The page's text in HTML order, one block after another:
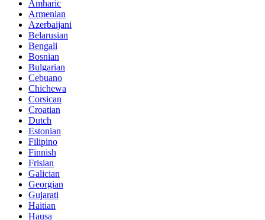
Amharic
Armenian
Azerbaijani
Belarusian
Bengali
Bosnian
Bulgarian
Cebuano
Chichewa
Corsican
Croatian
Dutch
Estonian
Filipino
Finnish
Frisian
Galician
Georgian
Gujarati
Haitian
Hausa